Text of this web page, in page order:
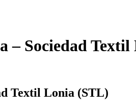
– Sociedad
Textil Lonia (STL)